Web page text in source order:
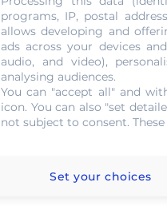
NOUS
l'or au
programs, IP, postal
allows developing and
ads across your devices
audio, and video),
analysing audiences.
You can "accept all" and
icon. You can also "set
not subject to consent.
Set your choices